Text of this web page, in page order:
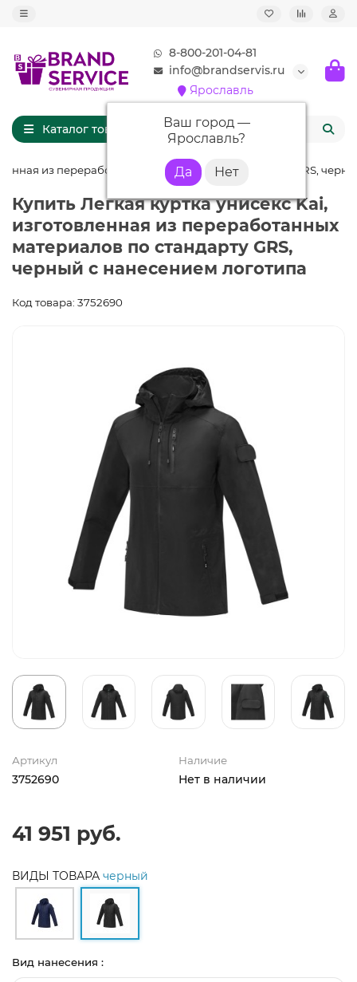
8-800-201-04-81
info@brandservis.ru
Ярославль
Ваш город —
Ярославль?
Каталог товаров
из переработанных материалов по стандарту GRS,
Купить Легкая куртка унисекс Kai,
изготовленная из переработанных
материалов по стандарту GRS,
черный с нанесением логотипа
Код товара: 3752690
Артикул
3752690
Наличие
Нет в наличии
41 951 руб.
ВИДЫ ТОВАРА черный
Вид нанесения :